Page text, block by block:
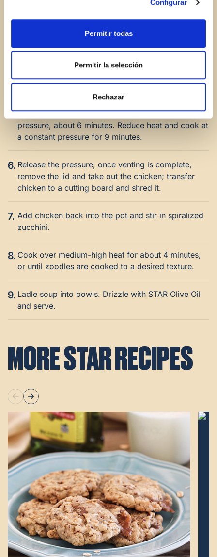
Configurar
Permitir todas
Permitir la selección
Rechazar
4.Cover pressure cooker with the lid and lock it.
Check the owner’s manual or recipe booklet to see
recommends.
5.Start cooking over high heat until you reach
pressure, about 6 minutes. Reduce heat and cook at
a constant pressure for 9 minutes.
6. Release the pressure; once venting is complete,
remove the lid and take out the chicken; transfer
chicken to a cutting board and shred it.
7. Add chicken back into the pot and stir in spiralized
zucchini.
8. Cook over medium-high heat for about 4 minutes,
or until zoodles are cooked to a desired texture.
9. Ladle soup into bowls. Drizzle with STAR Olive Oil
and serve.
MORE STAR RECIPES